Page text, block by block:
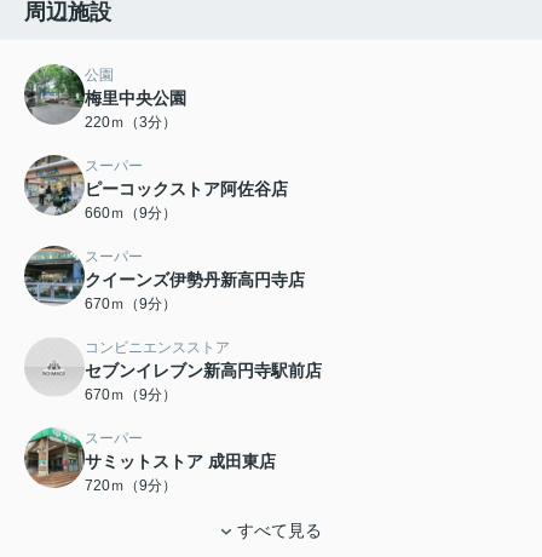
周辺施設
公園
梅里中央公園
220ｍ（3分）
スーパー
ピーコックストア阿佐谷店
660ｍ（9分）
スーパー
クイーンズ伊勢丹新高円寺店
670ｍ（9分）
コンビニエンスストア
セブンイレブン新高円寺駅前店
670ｍ（9分）
スーパー
サミットストア 成田東店
720ｍ（9分）
すべて見る